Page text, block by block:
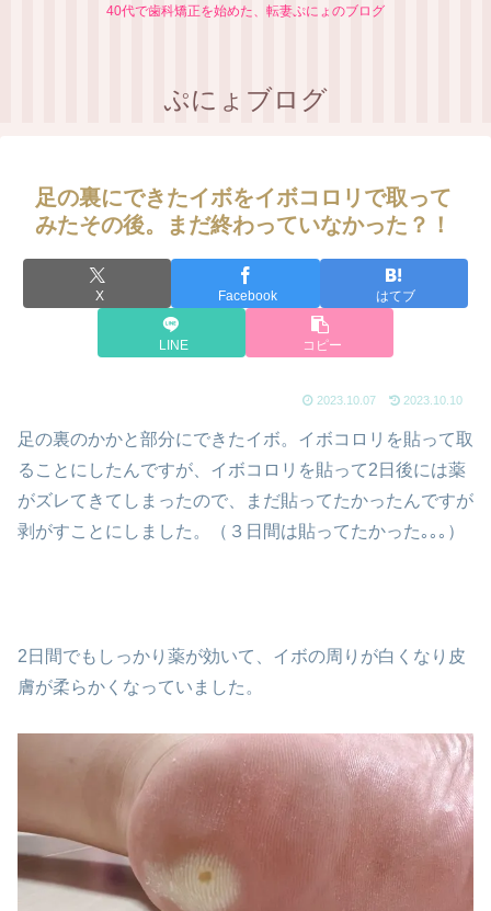
40代で歯科矯正を始めた、転妻ぷにょのブログ
ぷにょブログ
足の裏にできたイボをイボコロリで取って
みたその後。まだ終わっていなかった？！
X Facebook はてブ
LINE コピー
2023.10.07 2023.10.10
足の裏のかかと部分にできたイボ。イボコロリを貼って取
ることにしたんですが、イボコロリを貼って2日後には薬
がズレてきてしまったので、まだ貼ってたかったんですが
剥がすことにしました。（３日間は貼ってたかった｡｡｡）
2日間でもしっかり薬が効いて、イボの周りが白くなり皮
膚が柔らかくなっていました。